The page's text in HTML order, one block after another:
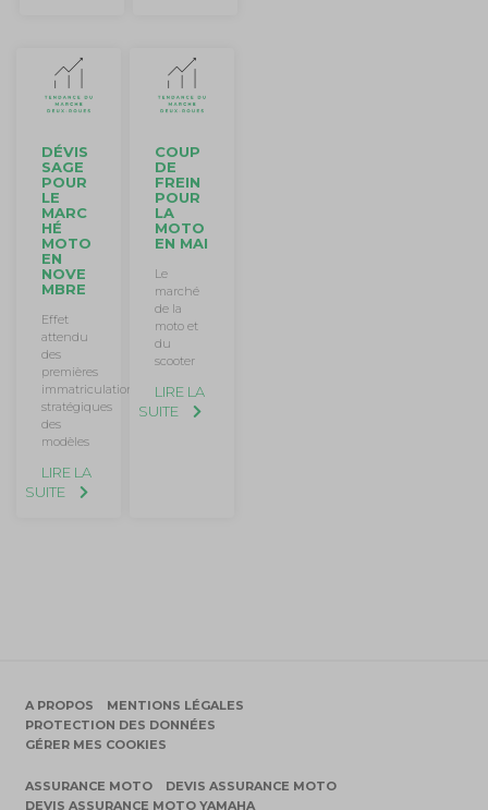
DÉVIS
SAGE
POUR
LE
MARC
HÉ
MOTO
EN
NOVE
MBRE
Effet
attendu
des
premières
immatriculations
stratégiques
des
modèles
LIRE LA
SUITE
COUP
DE
FREIN
POUR
LA
MOTO
EN MAI
Le
marché
de la
moto et
du
scooter
LIRE LA
SUITE
A PROPOS
MENTIONS LÉGALES
PROTECTION DES DONNÉES
GÉRER MES COOKIES
ASSURANCE MOTO
DEVIS ASSURANCE MOTO
DEVIS ASSURANCE MOTO YAMAHA